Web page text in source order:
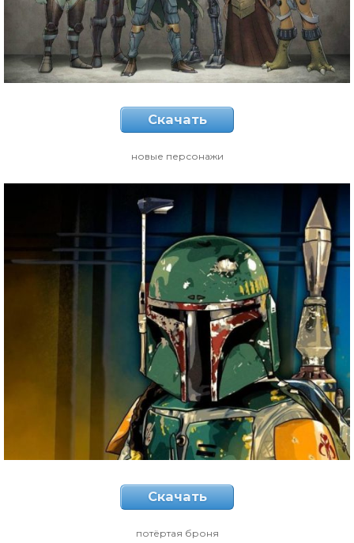
Скачать
новые персонажи
Скачать
потёртая броня